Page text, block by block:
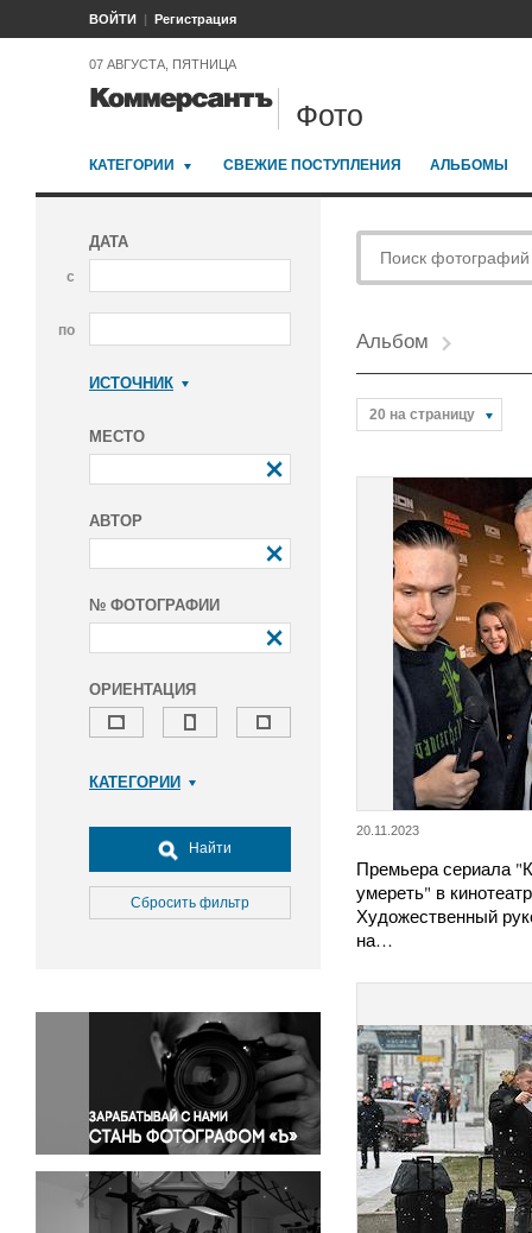
ВОЙТИ Регистрация
07 АВГУСТА, ПЯТНИЦА
Фото
КАТЕГОРИИ СВЕЖИЕ ПОСТУПЛЕНИЯ АЛЬБОМЫ
ДАТА
с
по
ИСТОЧНИК
МЕСТО
АВТОР
№ ФОТОГРАФИИ
ОРИЕНТАЦИЯ
КАТЕГОРИИ
Досуг, туризм и отдых
Культура
Медицина
Окружающая среда
Политика
Правосудие
Происшествия и конфликты
Религия
Светская жизнь
Спорт
Экология
Найти
Сбросить фильтр
Альбом
20 на страницу
20.11.2023
Премьера сериала
умереть" в
Художественный
на…